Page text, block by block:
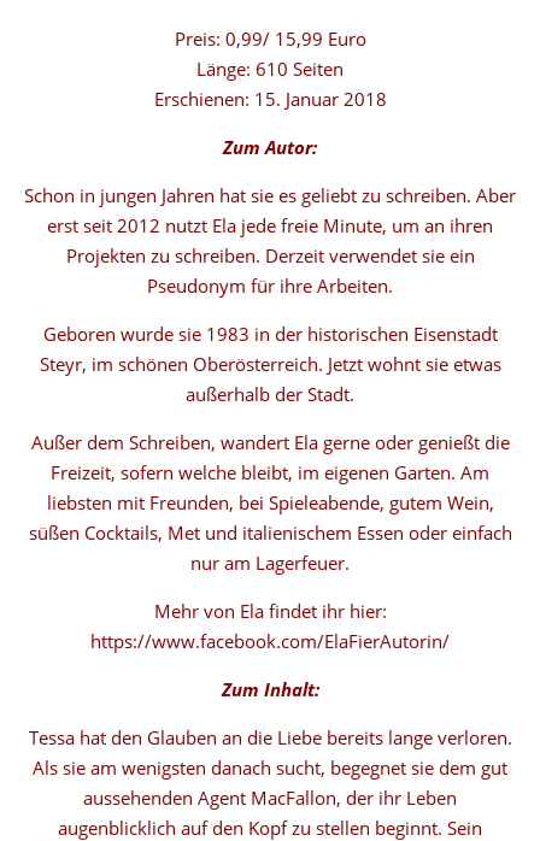
Preis: 0,99/ 15,99 Euro
Länge: 610 Seiten
Erschienen: 15. Januar 2018
Zum Autor:
Schon in jungen Jahren hat sie es geliebt zu schreiben. Aber
erst seit 2012 nutzt Ela jede freie Minute, um an ihren
Projekten zu schreiben. Derzeit verwendet sie ein
Pseudonym für ihre Arbeiten.
Geboren wurde sie 1983 in der historischen Eisenstadt
Steyr, im schönen Oberösterreich. Jetzt wohnt sie etwas
außerhalb der Stadt.
Außer dem Schreiben, wandert Ela gerne oder genießt die
Freizeit, sofern welche bleibt, im eigenen Garten. Am
liebsten mit Freunden, bei Spieleabende, gutem Wein,
süßen Cocktails, Met und italienischem Essen oder einfach
nur am Lagerfeuer.
Mehr von Ela findet ihr hier:
https://www.facebook.com/ElaFierAutorin/
Zum Inhalt:
Tessa hat den Glauben an die Liebe bereits lange verloren.
Als sie am wenigsten danach sucht, begegnet sie dem gut
aussehenden Agent MacFallon, der ihr Leben
augenblicklich auf den Kopf zu stellen beginnt. Sein